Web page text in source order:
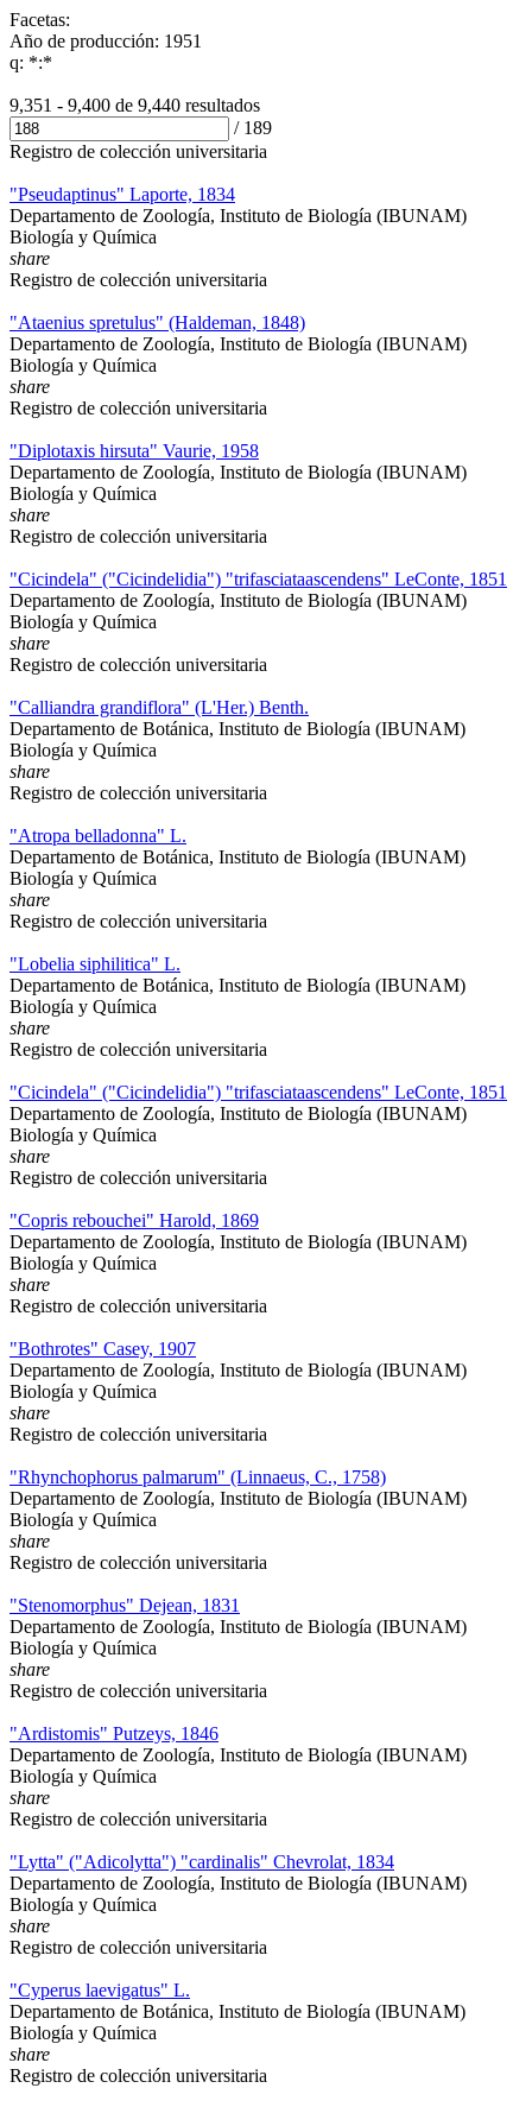
Facetas:
Año de producción: 1951
q: *:*
9,351 - 9,400 de 9,440 resultados
/ 189
Registro de colección universitaria
"Pseudaptinus" Laporte, 1834
Departamento de Zoología, Instituto de Biología (IBUNAM)
Biología y Química
share
Registro de colección universitaria
"Ataenius spretulus" (Haldeman, 1848)
Departamento de Zoología, Instituto de Biología (IBUNAM)
Biología y Química
share
Registro de colección universitaria
"Diplotaxis hirsuta" Vaurie, 1958
Departamento de Zoología, Instituto de Biología (IBUNAM)
Biología y Química
share
Registro de colección universitaria
"Cicindela" ("Cicindelidia") "trifasciataascendens" LeConte, 1851
Departamento de Zoología, Instituto de Biología (IBUNAM)
Biología y Química
share
Registro de colección universitaria
"Calliandra grandiflora" (L'Her.) Benth.
Departamento de Botánica, Instituto de Biología (IBUNAM)
Biología y Química
share
Registro de colección universitaria
"Atropa belladonna" L.
Departamento de Botánica, Instituto de Biología (IBUNAM)
Biología y Química
share
Registro de colección universitaria
"Lobelia siphilitica" L.
Departamento de Botánica, Instituto de Biología (IBUNAM)
Biología y Química
share
Registro de colección universitaria
"Cicindela" ("Cicindelidia") "trifasciataascendens" LeConte, 1851
Departamento de Zoología, Instituto de Biología (IBUNAM)
Biología y Química
share
Registro de colección universitaria
"Copris rebouchei" Harold, 1869
Departamento de Zoología, Instituto de Biología (IBUNAM)
Biología y Química
share
Registro de colección universitaria
"Bothrotes" Casey, 1907
Departamento de Zoología, Instituto de Biología (IBUNAM)
Biología y Química
share
Registro de colección universitaria
"Rhynchophorus palmarum" (Linnaeus, C., 1758)
Departamento de Zoología, Instituto de Biología (IBUNAM)
Biología y Química
share
Registro de colección universitaria
"Stenomorphus" Dejean, 1831
Departamento de Zoología, Instituto de Biología (IBUNAM)
Biología y Química
share
Registro de colección universitaria
"Ardistomis" Putzeys, 1846
Departamento de Zoología, Instituto de Biología (IBUNAM)
Biología y Química
share
Registro de colección universitaria
"Lytta" ("Adicolytta") "cardinalis" Chevrolat, 1834
Departamento de Zoología, Instituto de Biología (IBUNAM)
Biología y Química
share
Registro de colección universitaria
"Cyperus laevigatus" L.
Departamento de Botánica, Instituto de Biología (IBUNAM)
Biología y Química
share
Registro de colección universitaria